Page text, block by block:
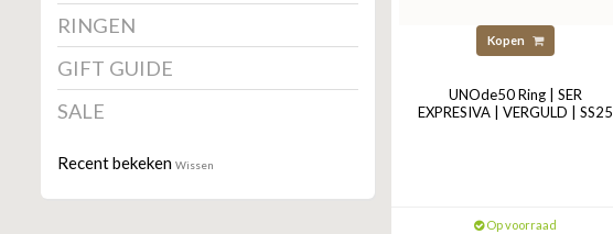
RINGEN
GIFT GUIDE
SALE
Recent bekeken Wissen
Kopen
UNOde50 Ring | SER
EXPRESIVA | VERGULD | SS25
Op voorraad